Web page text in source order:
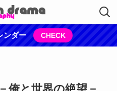
ンダー CHECK